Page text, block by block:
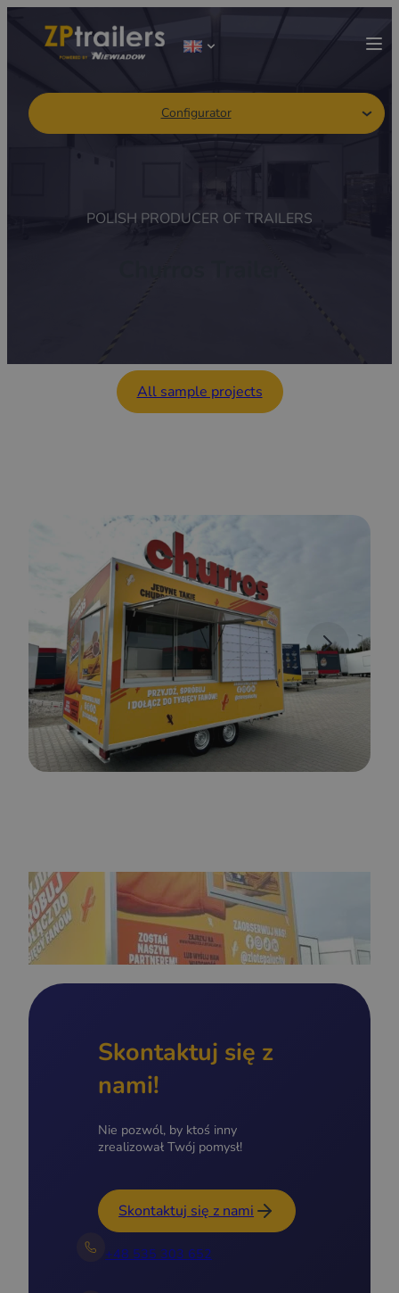
Configurator
POLISH PRODUCER OF TRAILERS
All sample projects
Skontaktuj się z
nami!
Nie pozwól, by ktoś inny
zrealizował Twój pomysł!
Skontaktuj się z nami
+48 535 303 652